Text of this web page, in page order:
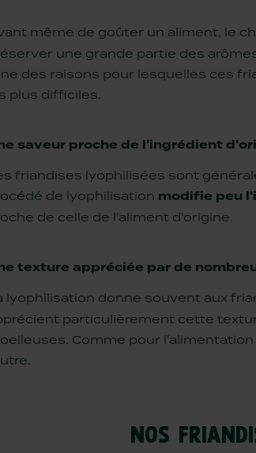
même de goûter un aliment, le
une grande partie des
des raisons pour lesquelles ces
plus difficiles.
saveur proche de l'ingrédient
friandises lyophilisées sont
de lyophilisation modifie peu
de celle de l'aliment d'origine.
texture appréciée par de
lyophilisation donne souvent aux
particulièrement cette
Comme pour
NOS